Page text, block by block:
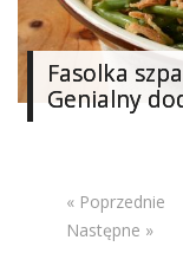
Fasolka
Genialny
« Poprzednie
Następne »